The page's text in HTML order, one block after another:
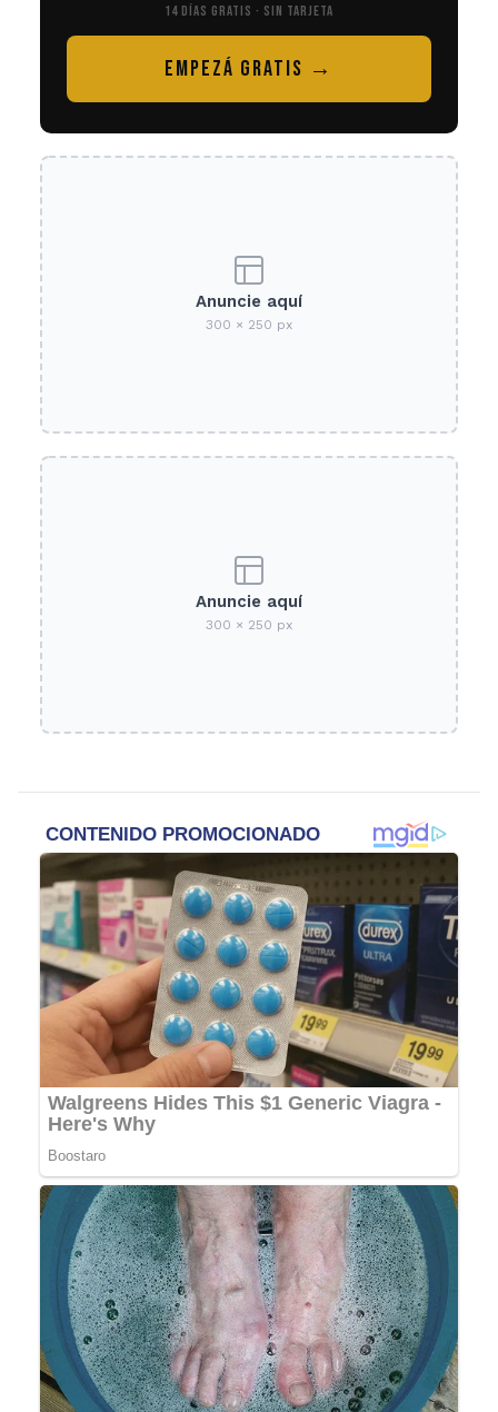
14 DÍAS GRATIS · SIN TARJETA
EMPEZÁ GRATIS →
Anuncie aquí
300 × 250 px
Anuncie aquí
300 × 250 px